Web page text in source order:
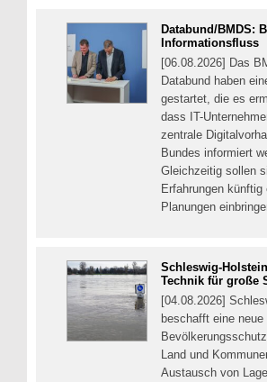
Databund/BMDS:
Informationsfluss
[06.08.2026] Das
Databund haben
gestartet, die es
dass IT-
zentrale
Bundes informiert
Gleichzeitig sollen
Erfahrungen
Planungen
Schleswig-
Technik für große
[04.08.2026]
beschafft eine
Land und
Austausch von